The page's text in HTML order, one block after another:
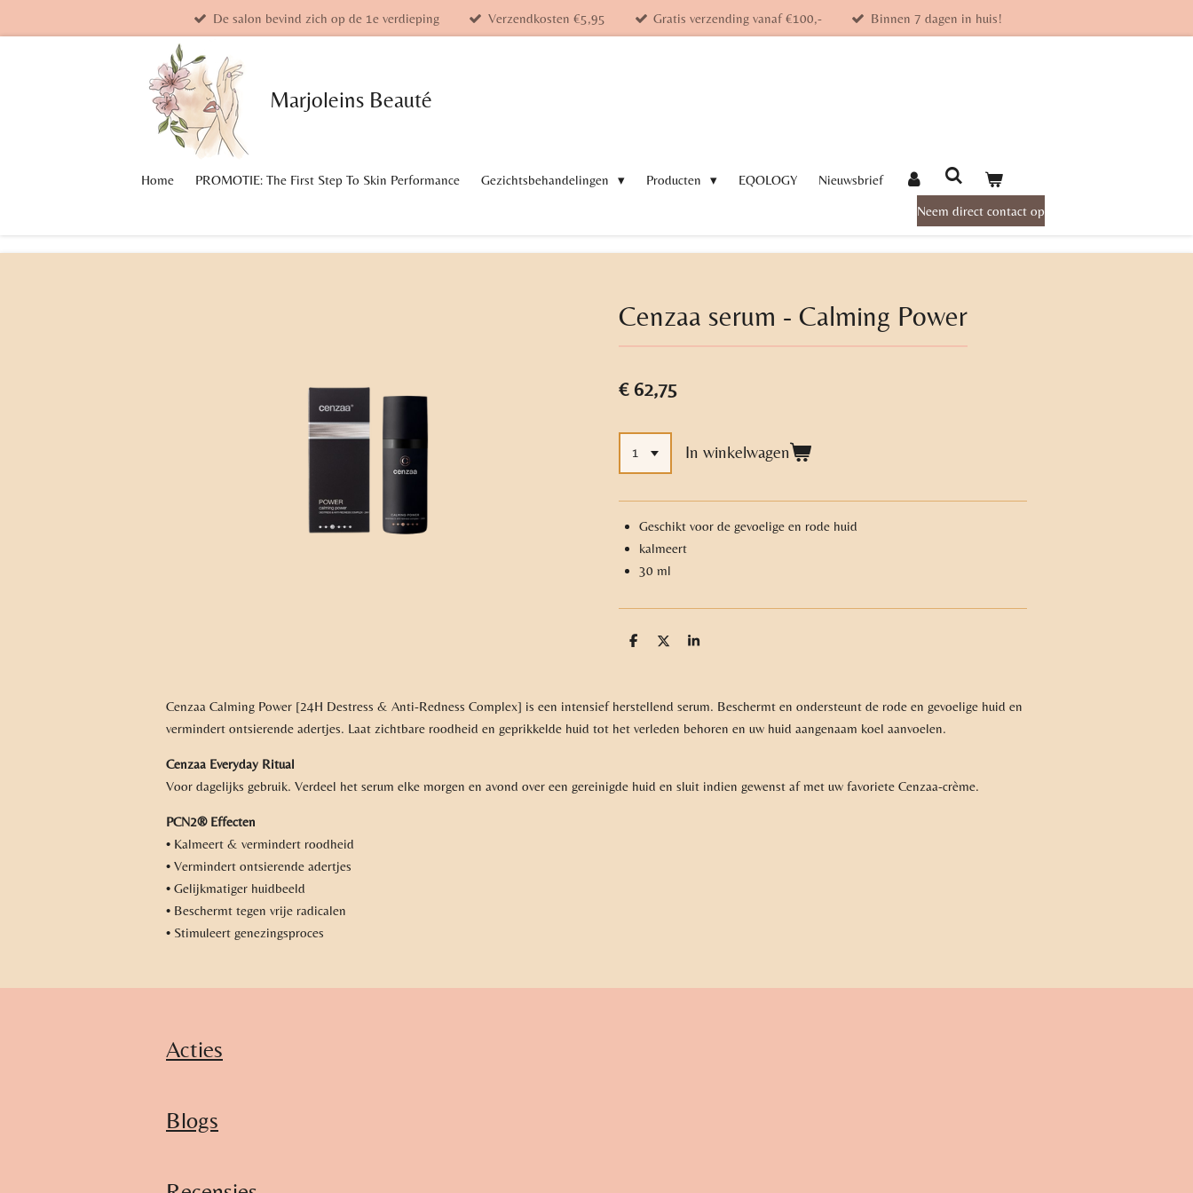
direct
De salon bevind zich op de 1e verdieping Verzendkosten €5,95 Gratis verzending vanaf €100,- Binnen 7 dagen in huis!
Marjoleins Beauté
Home PROMOTIE: The First Step To Skin Performance Gezichtsbehandelingen Producten EQOLOGY Nieuwsbrief
Neem direct contact op
Cenzaa serum - Calming Power
€ 62,75
In winkelwagen
Geschikt voor de gevoelige en rode huid
kalmeert
30 ml
D
D
S
Cenzaa Calming Power [24H Destress & Anti-Redness Complex] is een intensief herstellend serum. Beschermt en ondersteunt de rode en gevoelige huid en
vermindert ontsierende adertjes. Laat zichtbare roodheid en geprikkelde huid tot het verleden behoren en uw huid aangenaam koel aanvoelen.
Cenzaa Everyday Ritual
Voor dagelijks gebruik. Verdeel het serum elke morgen en avond over een gereinigde huid en sluit indien gewenst af met uw favoriete Cenzaa-crème.
PCN2® Effecten
• Kalmeert & vermindert roodheid
• Vermindert ontsierende adertjes
• Gelijkmatiger huidbeeld
• Beschermt tegen vrije radicalen
• Stimuleert genezingsproces
Acties
Blogs